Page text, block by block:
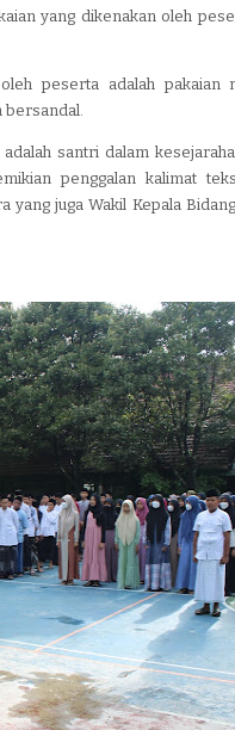
yang dikenakan oleh
peserta adalah pakaian
bersandal.
santri dalam
penggalan kalimat
juga Wakil Kepala